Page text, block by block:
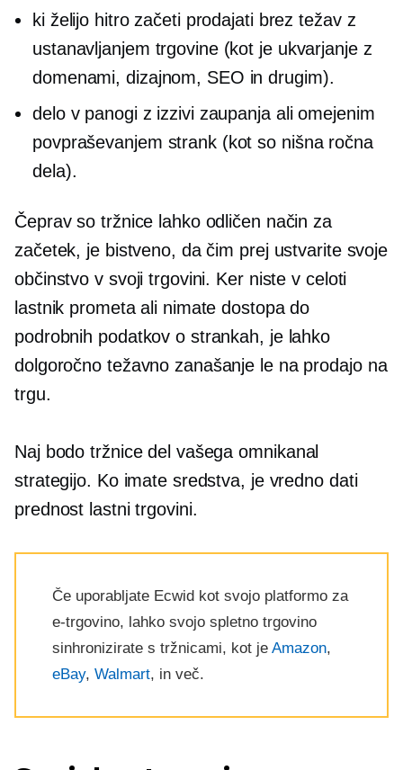
ki želijo hitro začeti prodajati brez težav z
ustanavljanjem trgovine (kot je ukvarjanje z
domenami, dizajnom, SEO in drugim).
delo v panogi z izzivi zaupanja ali omejenim
povpraševanjem strank (kot so nišna ročna
dela).
Čeprav so tržnice lahko odličen način za
začetek, je bistveno, da čim prej ustvarite svoje
občinstvo v svoji trgovini. Ker niste v celoti
lastnik prometa ali nimate dostopa do
podrobnih podatkov o strankah, je lahko
dolgoročno težavno zanašanje le na prodajo na
trgu.
Naj bodo tržnice del vašegaomnikanal
strategijo. Ko imate sredstva, je vredno dati
prednost lastni trgovini.
Če uporabljate Ecwid kot svojo platformo za
e-trgovino, lahko svojo spletno trgovino
sinhronizirate s tržnicami, kot je Amazon,
eBay, Walmart, in več.